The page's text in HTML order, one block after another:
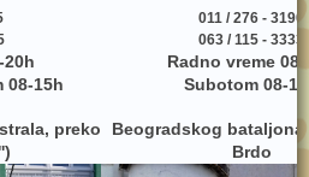
20h
08-15h
011 / 276 - 3190
063 / 115 - 3333
Radno vreme
Subotom 08-
preko
Beogradskog bataljona
Brdo